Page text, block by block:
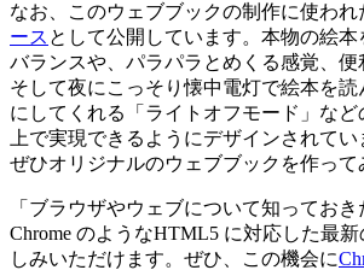
なお、このウェブブックの制作に使われ
ース として公開しています。本物の絵
バランスや、パラパラとめくる感覚、便
そして夜にこっそり懐中電灯で絵本を
にしてくれる「ライトオフモード」な
上で実現できるようにデザインされて
ぜひオリジナルのウェブブックを作って
「ブラウザやウェブについて知っておき
Chrome のようなHTML5 に対応した最
しみいただけます。ぜひ、この機会に